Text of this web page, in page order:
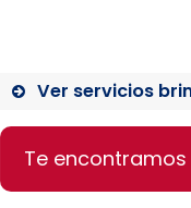
Ver servicios
Te